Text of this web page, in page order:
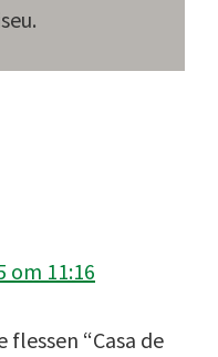
om 11:16
flessen “Casa de